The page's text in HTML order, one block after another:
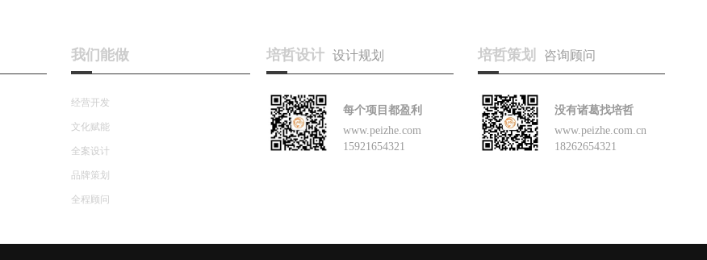
我们能做
经营开发
文化赋能
全案设计
品牌策划
全程顾问
培哲设计 设计规划
每个项目都盈利
www.peizhe.com
15921654321
培哲策划 咨询顾问
没有诸葛找培哲
www.peizhe.com.cn
18262654321